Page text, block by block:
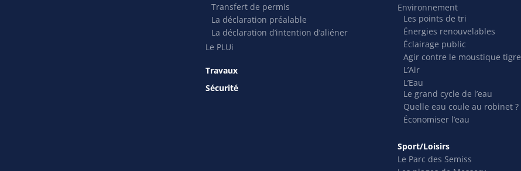
Transfert de permis
La déclaration préalable
La déclaration d’intention d’aliéner
Le PLUi
Travaux
Sécurité
Environnement
Les points de tri
Énergies renouvelables
Éclairage public
Agir contre le moustique tigre
L’Air
L’Eau
Le grand cycle de l’eau
Quelle eau coule au robinet ?
Économiser l’eau
Sport/Loisirs
Le Parc des Semiss